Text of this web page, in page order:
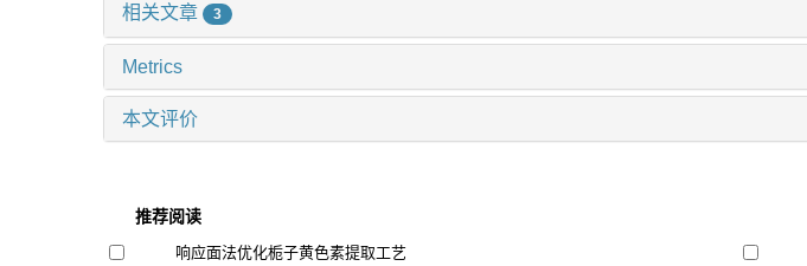
相关文章 3
Metrics
本文评价
推荐阅读
响应面法优化栀子黄色素提取工艺